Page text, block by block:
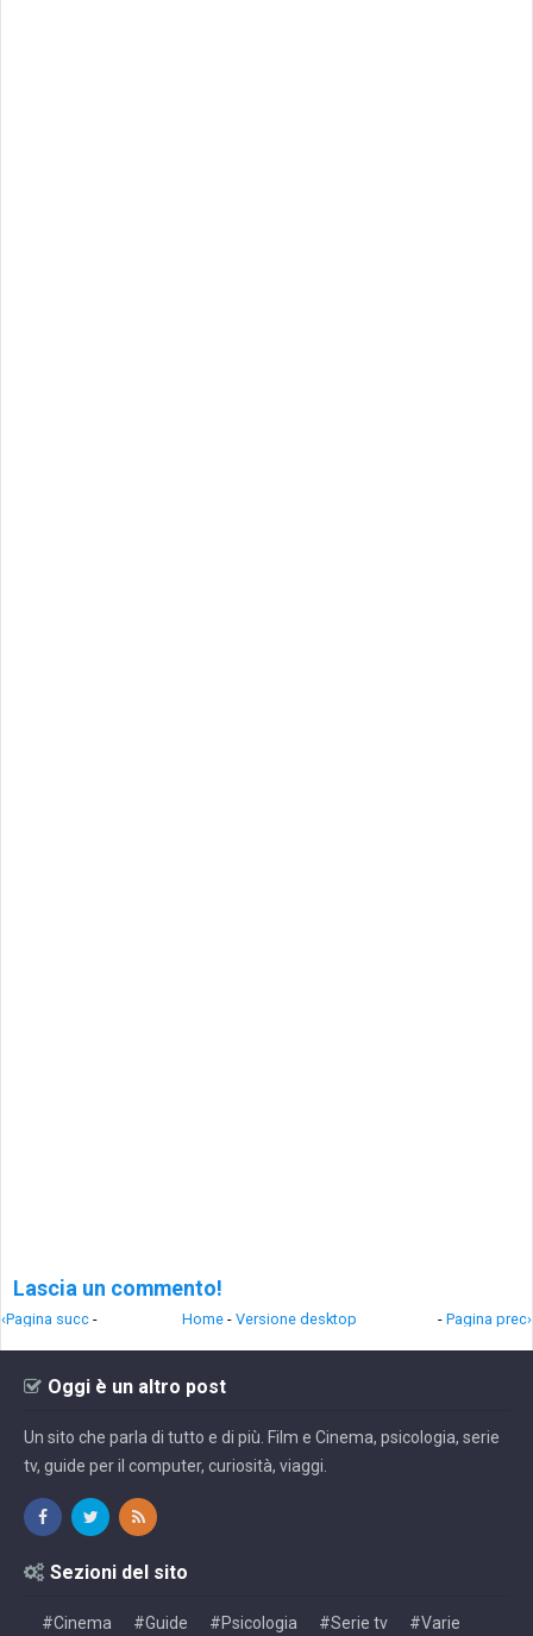
Lascia un commento!
‹Pagina succ - - Pagina prec›
Home - Versione desktop
Oggi è un altro post
Un sito che parla di tutto e di più. Film e Cinema, psicologia, serie
tv, guide per il computer, curiosità, viaggi.
Sezioni del sito
#Cinema #Guide #Psicologia #Serie tv #Varie